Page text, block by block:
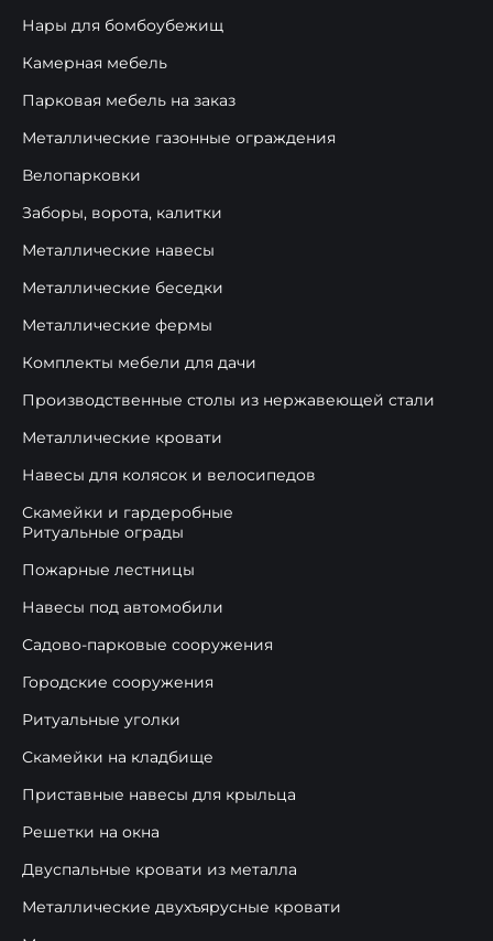
Нары для бомбоубежищ
Камерная мебель
Парковая мебель на заказ
Металлические газонные ограждения
Велопарковки
Заборы, ворота, калитки
Металлические навесы
Металлические беседки
Металлические фермы
Комплекты мебели для дачи
Производственные столы из нержавеющей стали
Металлические кровати
Навесы для колясок и велосипедов
Скамейки и гардеробные
Ритуальные ограды
Пожарные лестницы
Навесы под автомобили
Садово-парковые сооружения
Городские сооружения
Ритуальные уголки
Скамейки на кладбище
Приставные навесы для крыльца
Решетки на окна
Двуспальные кровати из металла
Металлические двухъярусные кровати